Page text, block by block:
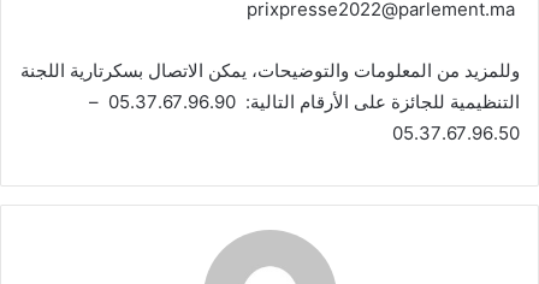
وللمزيد من المعلومات والتوضيحات، يمكن الاتصال بسكرتارية اللجنة
التنظيمية للجائزة على الأرقام التالية: 05.37.67.96.90 –
05.37.67.96.50